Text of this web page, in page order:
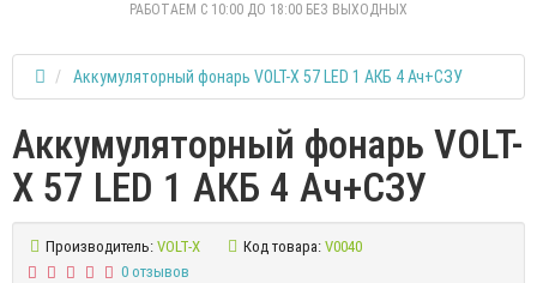
РАБОТАЕМ С 10:00 ДО 18:00 БЕЗ ВЫХОДНЫХ
Аккумуляторный фонарь VOLT-X 57 LED 1 АКБ 4 Ач+СЗУ
Аккумуляторный фонарь VOLT-
X 57 LED 1 АКБ 4 Ач+СЗУ
Производитель: VOLT-X Код товара: V0040
0 отзывов